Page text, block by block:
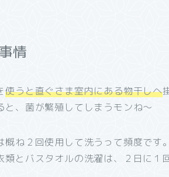
情
使うと直ぐさま室内にある物干しへ
と、菌が繁殖してしまうモンね～
ね２回使用して洗うって頻度です。
類とバスタオルの洗濯は、２日に１